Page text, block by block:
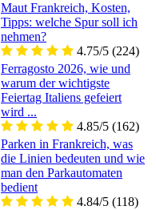
Maut Frankreich, Kosten,
Tipps: welche Spur soll ich
nehmen?
4.75/5 (224)
Ferragosto 2026, wie und
warum der wichtigste
Feiertag Italiens gefeiert
wird ...
4.85/5 (162)
Parken in Frankreich, was
die Linien bedeuten und wie
man den Parkautomaten
bedient
4.84/5 (118)